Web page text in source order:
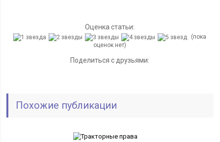
Оценка статьи:
(пока
оценок нет)
Поделиться с друзьями:
Похожие публикации